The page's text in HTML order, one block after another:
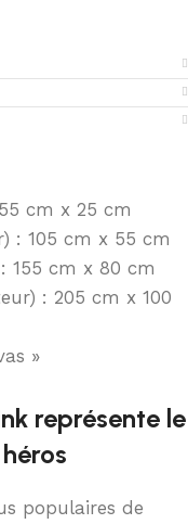
cm x 25 cm
: 105 cm x 55 cm
155 cm x 80 cm
: 205 cm x 100
»
représente le
populaires de